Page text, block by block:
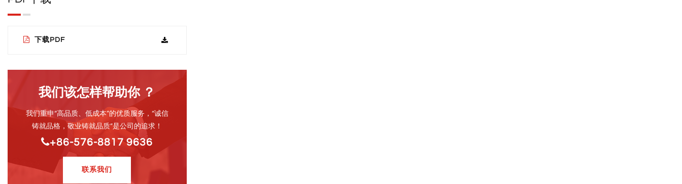
下载PDF
我们该怎样帮助你 ？
我们重申“高品质、低成本”的优质服务，“诚信
铸就品格，敬业铸就品质”是公司的追求！
+86-576-8817 9636
联系我们